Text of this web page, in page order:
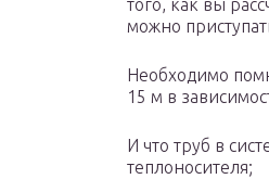
того, как вы
можно
Необходимо
15 м в
И что труб в
теплоносителя;